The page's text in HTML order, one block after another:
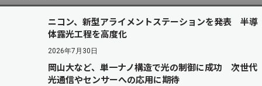
ニコン、新型アライメントステーションを発表 半導
体露光工程を高度化
2026年7月30日
岡山大など、単一ナノ構造で光の制御に成功 次世代
光通信やセンサーへの応用に期待